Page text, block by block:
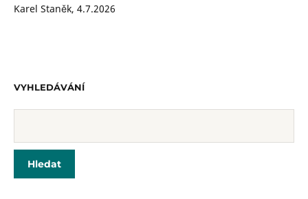
Karel Staněk, 4.7.2026
VYHLEDÁVÁNÍ